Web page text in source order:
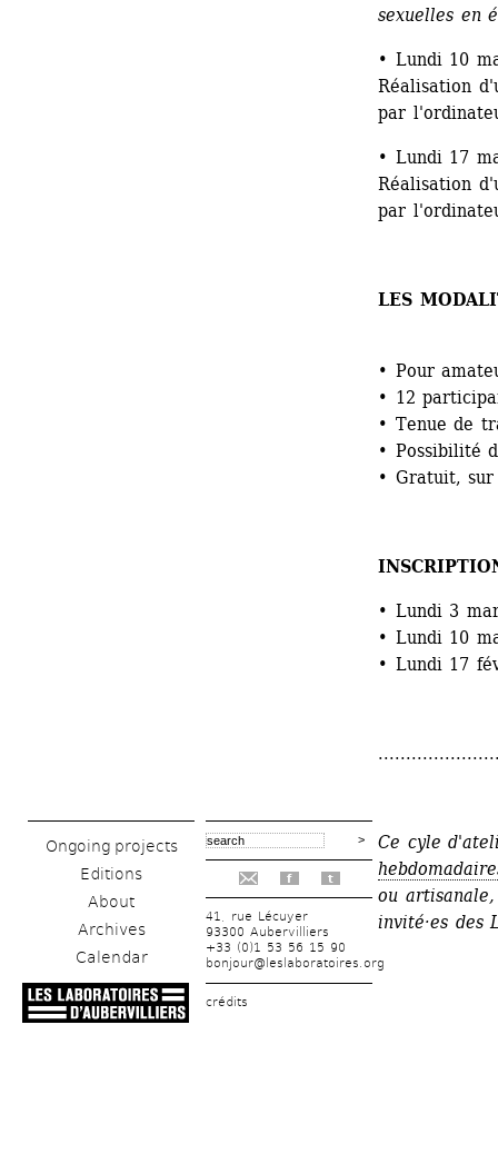
Ongoing projects
Editions
About
Archives
Calendar
f t
41, rue Lécuyer
93300 Aubervilliers
+33 (0)1 53 56 15 90
bonjour@leslaboratoires.org
crédits
sexuelles en
• Lundi 10
Réalisation
par
• Lundi 17
Réalisation
par
LES
• Pour
• 12
• Tenue de
• Possibilité
• Gratuit,
• Lundi 3
• Lundi 10
• Lundi 17
Ce cyle
ou
invité·es des